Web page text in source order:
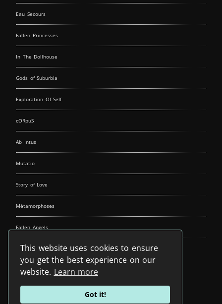
This website uses cookies to ensure
you get the best experience on our
website. Learn more
Got it!
Eau Secours
Fallen Princesses
In The Dollhouse
Gods of Suburbia
Exploration Of Self
cORpuS
Ab Intus
Mutatio
Story of Love
Métamorphoses
Fallen Angels
Music Spirit